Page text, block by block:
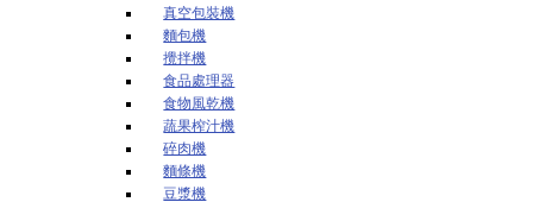
真空包裝機
麵包機
攪拌機
食品處理器
食物風乾機
蔬果榨汁機
碎肉機
麵條機
豆漿機